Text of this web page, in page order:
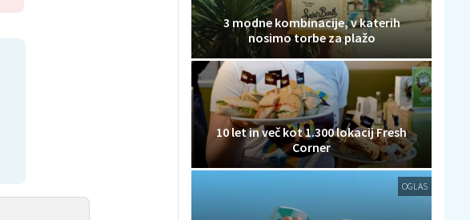
3 modne kombinacije, v katerih
nosimo torbe za plažo
10 let in več kot 1.300 lokacij Fresh
Corner
OGLAS